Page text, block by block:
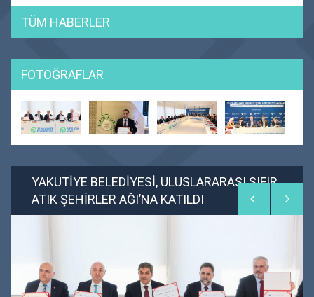
TÜM HABERLER
FOTOĞRAFLAR
YAKUTİYE BELEDİYESİ, ULUSLARARASI SIFIR
ATIK ŞEHİRLER AĞI’NA KATILDI